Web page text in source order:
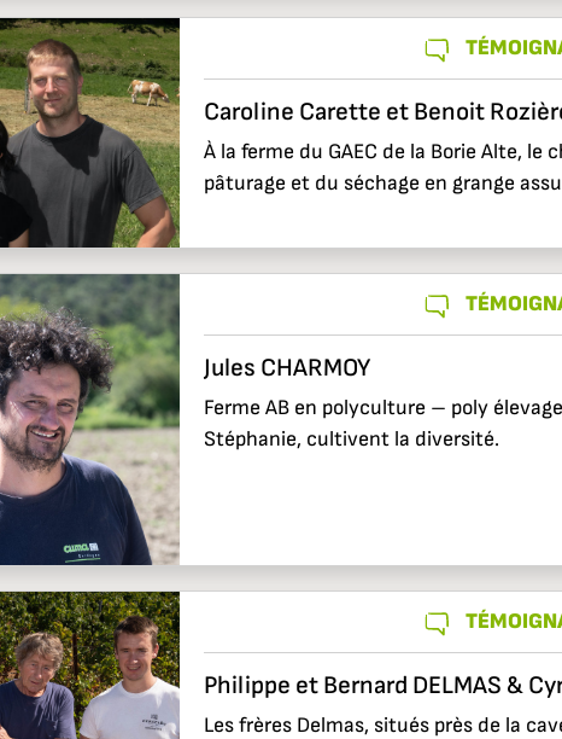
Caroline Carette et Benoit
À la ferme du GAEC de la Borie Alte, le
pâturage et du séchage en grange
Jules CHARMOY
Ferme AB en polyculture – poly
Stéphanie, cultivent la diversité.
Philippe et Bernard DELMAS &
Les frères Delmas, situés près de la